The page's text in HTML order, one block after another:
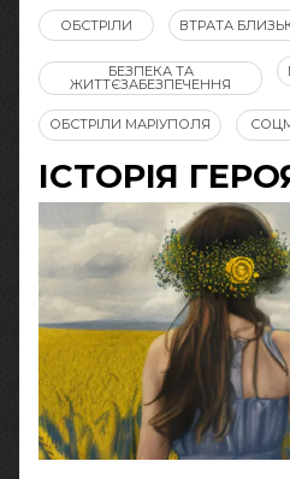
ОБСТРІЛИ ВТРАТА
БЕЗПЕКА ТА
ЖИТТЄЗАБЕЗПЕЧЕННЯ
ОБСТРІЛИ МАРІУПОЛЯ
ІСТОРІЯ